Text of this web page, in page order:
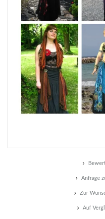
Anfrage
Zur
Auf